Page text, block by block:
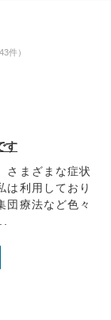
件）
す
さまざまな症状
は利用しており
団療法など色々